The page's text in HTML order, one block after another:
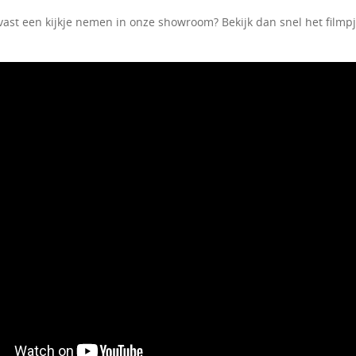
een kijkje nemen in onze showroom? Bekijk dan snel het